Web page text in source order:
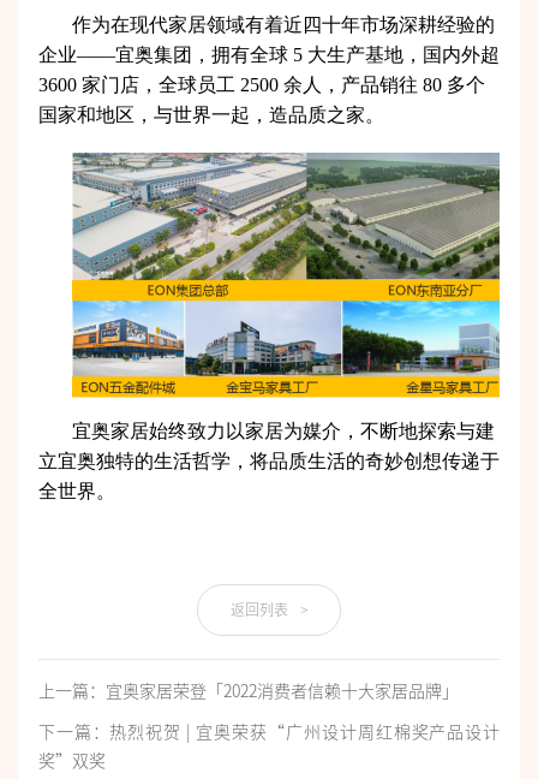
作为在现代家居领域有着近四十年市场深耕经验的
企业——宜奥集团，拥有全球 5 大生产基地，国内外超
3600 家门店，全球员工 2500 余人，产品销往 80 多个
国家和地区，与世界一起，造品质之家。
宜奥家居始终致力以家居为媒介，不断地探索与建
立宜奥独特的生活哲学，将品质生活的奇妙创想传递于
全世界。
返回列表 >
上一篇：宜奥家居荣登「2022消费者信赖十大家居品牌」
下一篇：热烈祝贺 | 宜奥荣获“广州设计周红棉奖产品设计
奖”双奖